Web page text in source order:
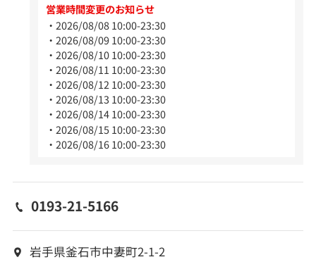
営業時間変更のお知らせ
2026/08/08 10:00-23:30
2026/08/09 10:00-23:30
2026/08/10 10:00-23:30
2026/08/11 10:00-23:30
2026/08/12 10:00-23:30
2026/08/13 10:00-23:30
2026/08/14 10:00-23:30
2026/08/15 10:00-23:30
2026/08/16 10:00-23:30
0193-21-5166
岩手県釜石市中妻町2-1-2